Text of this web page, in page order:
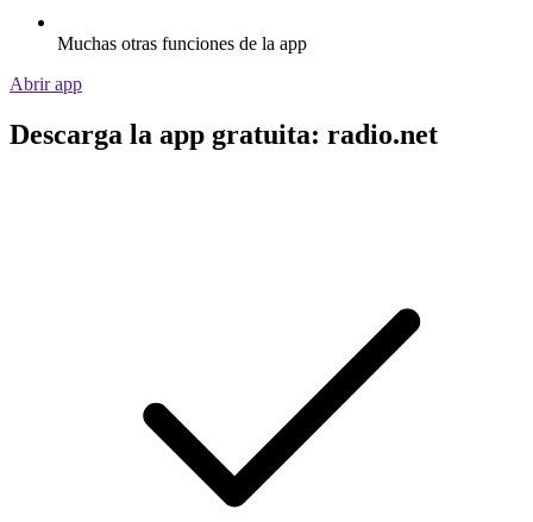
Muchas otras funciones de la app
Abrir app
Descarga la app gratuita: radio.net